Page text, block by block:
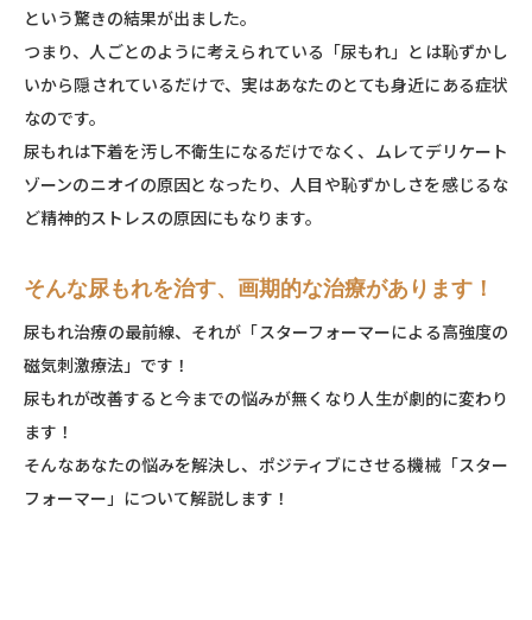
という驚きの結果が出ました。
つまり、⼈ごとのように考えられている「尿もれ」とは恥ずかし
いから隠されているだけで、実はあなたのとても⾝近にある症状
なのです。
尿もれは下着を汚し不衛⽣になるだけでなく、ムレてデリケート
ゾーンのニオイの原因となったり、⼈⽬や恥ずかしさを感じるな
ど精神的ストレスの原因にもなります。
そんな尿もれを治す、画期的な治療があります！
尿もれ治療の最前線、それが「スターフォーマーによる⾼強度の
磁気刺激療法」です！
尿もれが改善すると今までの悩みが無くなり⼈⽣が劇的に変わり
ます！
そんなあなたの悩みを解決し、ポジティブにさせる機械「スター
フォーマー」について解説します！